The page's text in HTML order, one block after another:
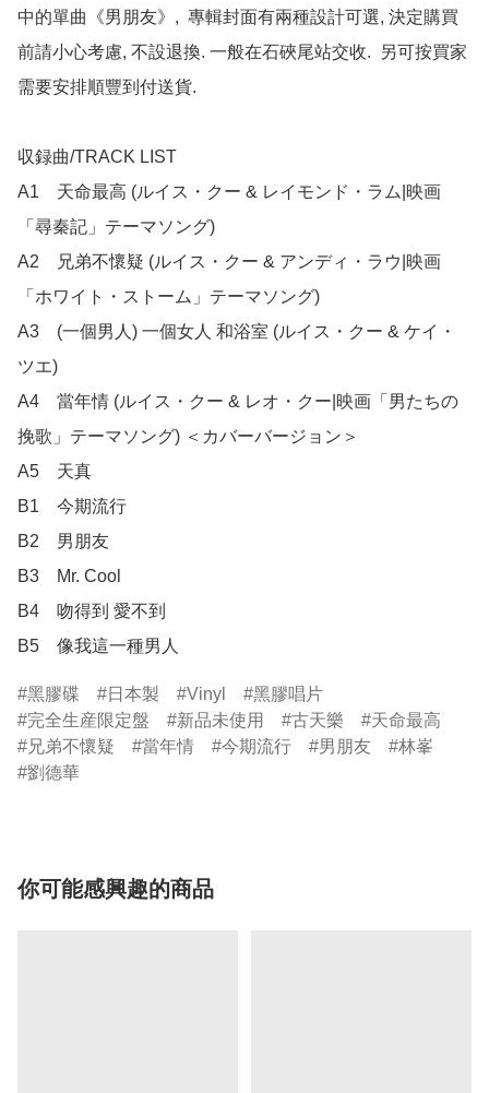
中的單曲《男朋友》,  專輯封面有兩種設計可選, 決定購買
前請小心考慮, 不設退換. 一般在石硤尾站交收.  另可按買家
需要安排順豐到付送貨.
収録曲/TRACK LIST
A1    天命最高 (ルイス・クー & レイモンド・ラム|映画
「尋秦記」テーマソング)
A2    兄弟不懷疑 (ルイス・クー & アンディ・ラウ|映画
「ホワイト・ストーム」テーマソング)
A3    (一個男人) 一個女人 和浴室 (ルイス・クー & ケイ・
ツエ)
A4    當年情 (ルイス・クー & レオ・クー|映画「男たちの
挽歌」テーマソング) ＜カバーバージョン＞
A5    天真
B1    今期流行
B2    男朋友
B3    Mr. Cool
B4    吻得到 愛不到
B5    像我這一種男人
黑膠碟 日本製 Vinyl
黑膠唱片
完全生産限定盤
新品未使用 古天樂
天命最高
兄弟不懷疑
當年情 今期流行 男朋友
林峯
劉德華
你可能感興趣的商品